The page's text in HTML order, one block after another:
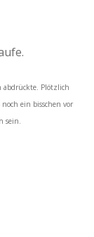
abdrückte. Plötzlich
ein bisschen vor
sein.